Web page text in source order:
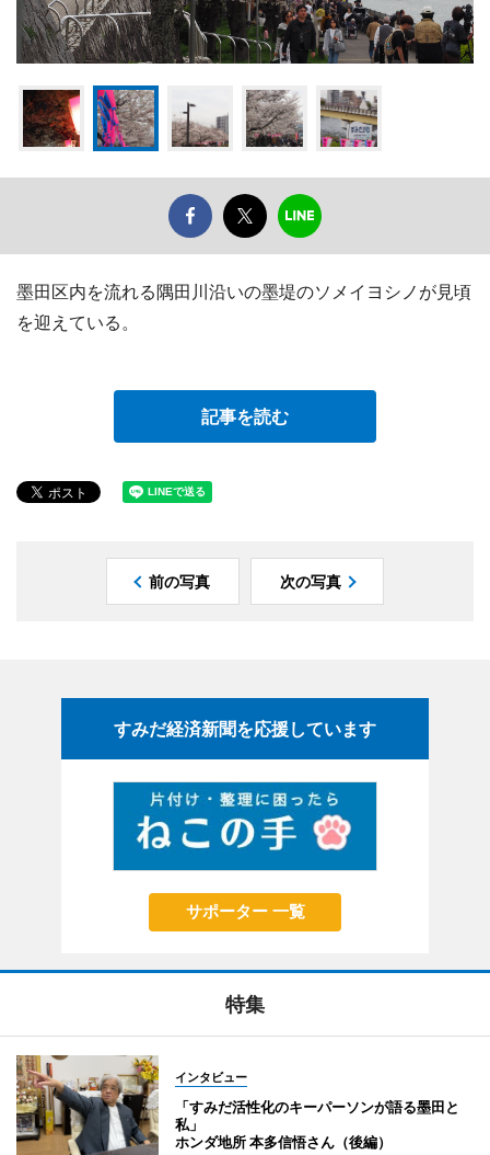
墨田区内を流れる隅田川沿いの墨堤のソメイヨシノが見頃
を迎えている。
記事を読む
前の写真 次の写真
すみだ経済新聞を応援しています
サポーター 一覧
特集
インタビュー
「すみだ活性化のキーパーソンが語る墨田と
私」
ホンダ地所 本多信悟さん（後編）